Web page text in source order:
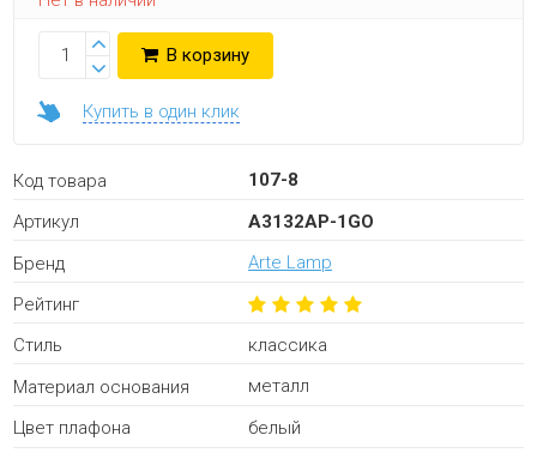
В корзину
Купить в один клик
Код товара
107-8
Артикул
A3132AP-1GO
Бренд
Arte Lamp
Рейтинг
Стиль
классика
Материал основания
металл
Цвет плафона
белый